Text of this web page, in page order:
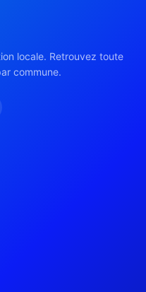
locale. Retrouvez toute
commune.